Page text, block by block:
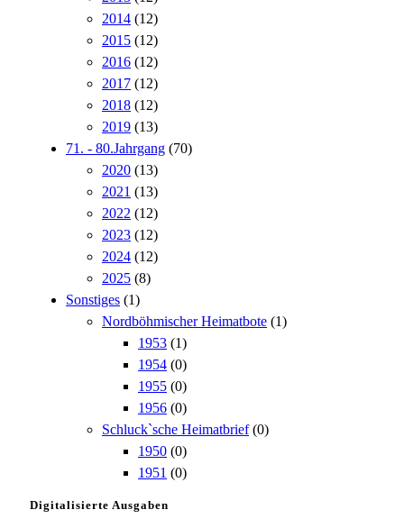
2014 (12)
2015 (12)
2016 (12)
2017 (12)
2018 (12)
2019 (13)
71. - 80.Jahrgang (70)
2020 (13)
2021 (13)
2022 (12)
2023 (12)
2024 (12)
2025 (8)
Sonstiges (1)
Nordböhmischer Heimatbote (1)
1953 (1)
1954 (0)
1955 (0)
1956 (0)
Schluck`sche Heimatbrief (0)
1950 (0)
1951 (0)
Digitalisierte Ausgaben